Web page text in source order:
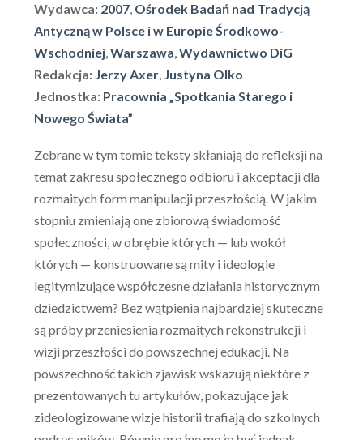
Wydawca: 2007, Ośrodek Badań nad Tradycją
Antyczną w Polsce i w Europie Środkowo-
Wschodniej,Warszawa,Wydawnictwo DiG
Redakcja: Jerzy Axer, Justyna Olko
Jednostka: Pracownia „Spotkania Starego i
Nowego Świata”
Zebrane w tym tomie teksty skłaniają do refleksji na
temat zakresu społecznego odbioru i akceptacji dla
rozmaitych form manipulacji przeszłością. W jakim
stopniu zmieniają one zbiorową świadomość
społeczności, w obrębie których — lub wokół
których — konstruowane są mity i ideologie
legitymizujące współczesne działania historycznym
dziedzictwem? Bez wątpienia najbardziej skuteczne
są próby przeniesienia rozmaitych rekonstrukcji i
wizji przeszłości do powszechnej edukacji. Na
powszechność takich zjawisk wskazują niektóre z
prezentowanych tu artykułów, pokazujące jak
zideologizowane wizje historii trafiają do szkolnych